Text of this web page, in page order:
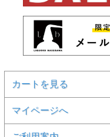
カートを見る
マイページへ